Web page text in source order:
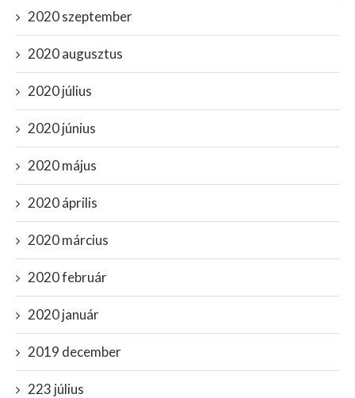
2020 szeptember
2020 augusztus
2020 július
2020 június
2020 május
2020 április
2020 március
2020 február
2020 január
2019 december
223 július